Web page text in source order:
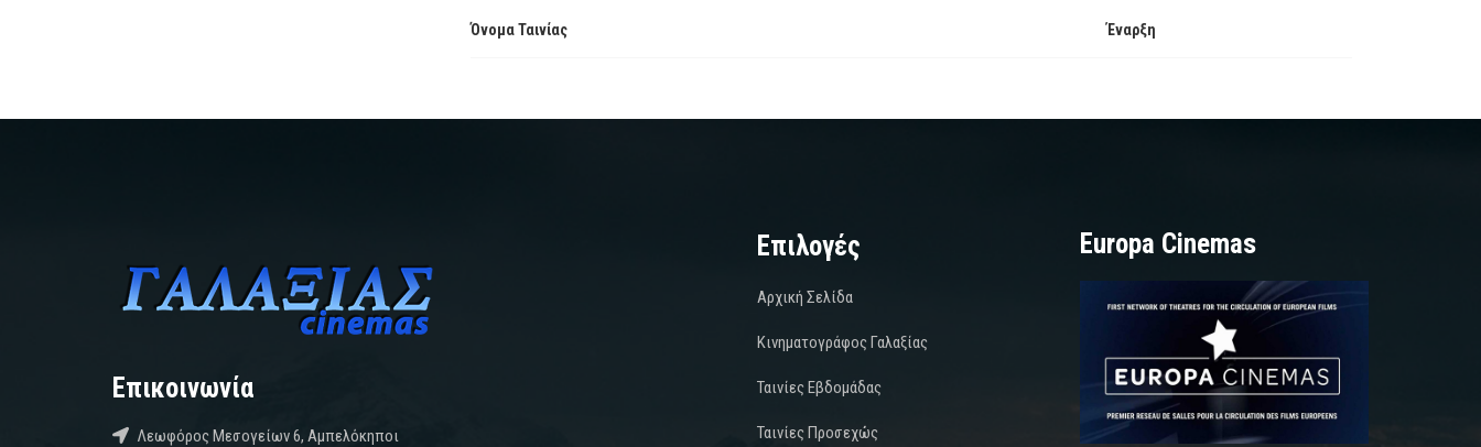
Όνομα Ταινίας Έναρξη
Επικοινωνία
Λεωφόρος Μεσογείων 6, Αμπελόκηποι
Επιλογές
Αρχική Σελίδα
Κινηματογράφος Γαλαξίας
Ταινίες Εβδομάδας
Ταινίες Προσεχώς
Europa Cinemas